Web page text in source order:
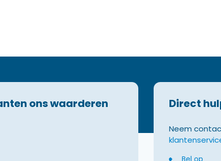
ons waarderen Direct
Neem
Bel op